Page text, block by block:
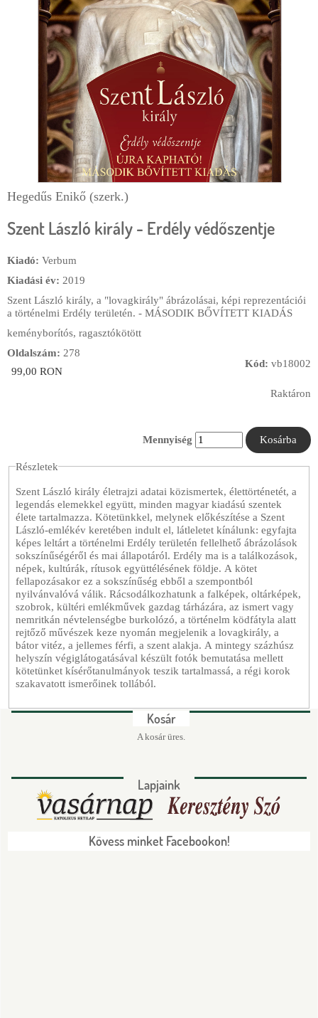
Hegedűs Enikő (szerk.)
Szent László király - Erdély védőszentje
Kiadó: Verbum
Kiadási év: 2019
Szent László király, a "lovagkirály" ábrázolásai, képi reprezentációi
a történelmi Erdély területén. - MÁSODIK BŐVÍTETT KIADÁS
keményborítós, ragasztókötött
Oldalszám: 278
99,00 RON
Raktáron
Kód: vb18002
Mennyiség
Részletek
Szent László király életrajzi adatai közismertek, élettörténetét, a
legendás elemekkel együtt, minden magyar kiadású szentek
élete tartalmazza. Kötetünkkel, melynek előkészítése a Szent
László-emlékév keretében indult el, látleletet kínálunk: egyfajta
képes leltárt a történelmi Erdély területén fellelhető ábrázolások
sokszínűségéről és mai állapotáról. Erdély ma is a találkozások,
népek, kultúrák, rítusok együttélésének földje. A kötet
fellapozásakor ez a sokszínűség ebből a szempontból
nyilvánvalóvá válik. Rácsodálkozhatunk a falképek, oltárképek,
szobrok, kültéri emlékművek gazdag tárházára, az ismert vagy
nemritkán névtelenségbe burkolózó, a történelm ködfátyla alatt
rejtőző művészek keze nyomán megjelenik a lovagkirály, a
bátor vitéz, a jellemes férfi, a szent alakja. A mintegy százhúsz
helyszín végiglátogatásával készült fotók bemutatása mellett
kötetünket kísérőtanulmányok teszik tartalmassá, a régi korok
szakavatott ismerőinek tollából.
Kosár
A kosár üres.
Lapjaink
Kövess minket Facebookon!